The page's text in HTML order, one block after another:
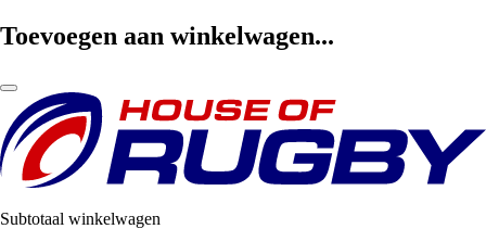
Toevoegen aan winkelwagen...
Subtotaal winkelwagen